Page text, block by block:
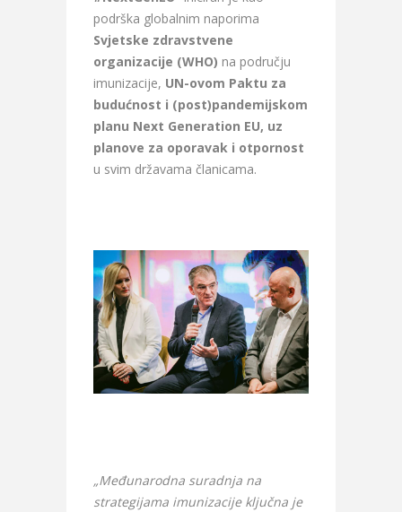
podrška globalnim naporima
Svjetske zdravstvene
organizacije (WHO) na području
imunizacije, UN-ovom Paktu za
budućnost i (post)pandemijskom
planu Next Generation EU, uz
planove za oporavak i otpornost
u svim državama članicama.
„Međunarodna suradnja na
strategijama imunizacije ključna je